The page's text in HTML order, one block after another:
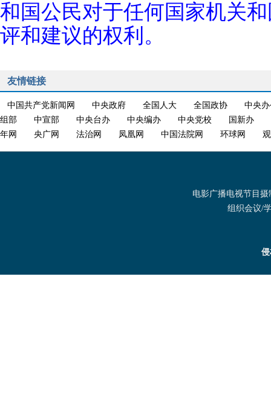
和国公民对于任何国家机关
评和建议的权利。
友情链接
中国共产党新闻网 中央政府 全国人大 全国政协
中央
组部
中宣部 中央台办 中央编办 中央党校
国新办
年网
央广网 法治网 凤凰网 中国法院网 环球网
电影广播电视节目摄
组织会议/